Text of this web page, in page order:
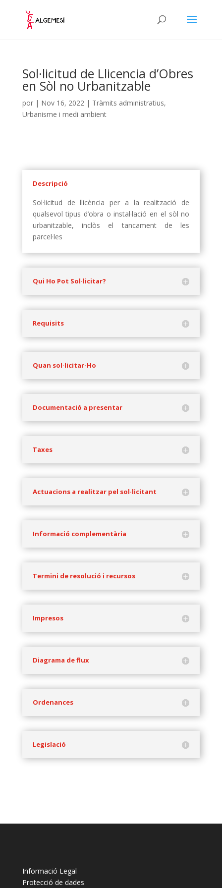
Sol·licitud de Llicencia d’Obres
en Sòl no Urbanitzable
por | Nov 16, 2022| Tràmits administratius,
Urbanisme i medi ambient
Descripció
Sol·licitud de llicència per a la realització de
qualsevol tipus d’obra o instal·lació en el sòl no
urbanitzable, inclòs el tancament de les
parcel·les
Qui Ho Pot Sol·licitar?
Requisits
Quan sol·licitar-Ho
Documentació a presentar
Taxes
Actuacions a realitzar pel sol·licitant
Informació complementària
Termini de resolució i recursos
Impresos
Diagrama de flux
Ordenances
Legislació
Informació Legal
Protecció de dades